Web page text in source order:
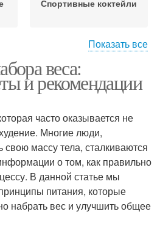
Спортивные коктейли
Добавка для суставов
Биологическая добавка
Добавки для
спортсменов
Показать все
веса:
и рекомендации
часто оказывается не
Многие люди,
массу тела, сталкиваются
о том, как правильно
В данной статье мы
питания, которые
набрать вес и улучшить общее